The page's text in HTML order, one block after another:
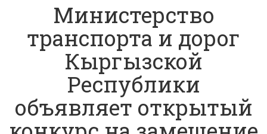
Министерство
транспорта и дорог
Кыргызской
Республики
объявляет открытый